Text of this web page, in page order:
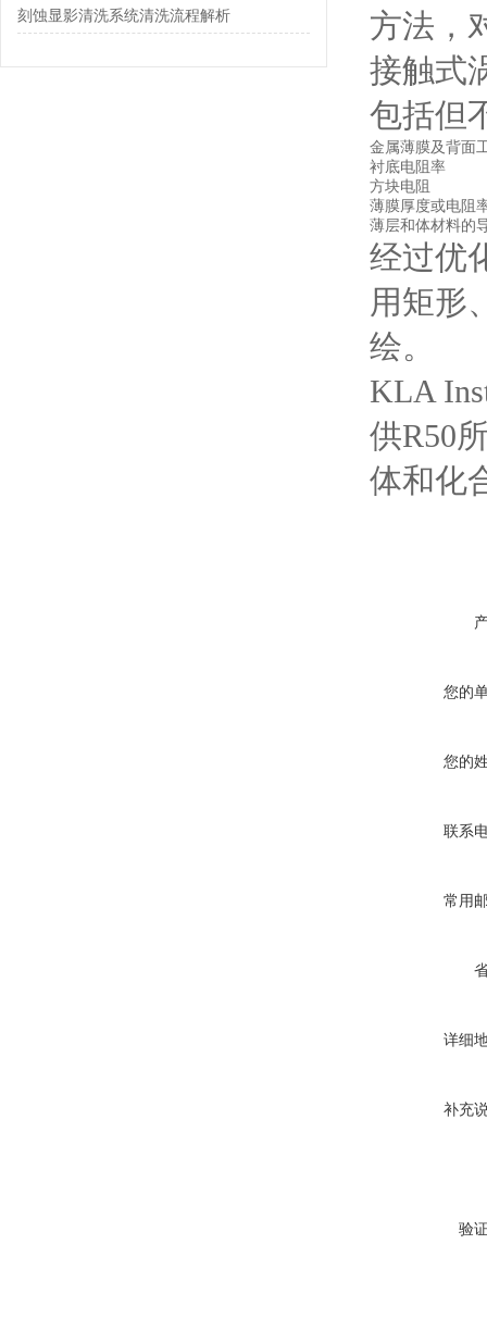
刻蚀显影清洗系统清洗流程解析
方法，
接触式
包括但
金属薄膜及背面
衬底电阻率
方块电阻
薄膜厚度或电阻
薄层和体材料的
经过优
用矩形
绘。
KLA
供R50
体和化
您的
您的
联系
常用
详细
补充
验